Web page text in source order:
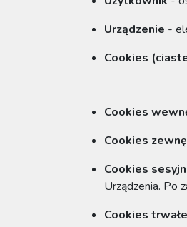
Urządzenie -
Cookies
Cookies
Cookies
Cookies
Urządzenia. Po
Cookies trwałe